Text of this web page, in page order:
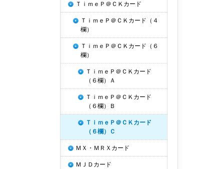
ＴｉｍｅＰ＠ＣＫカード
ＴｉｍｅＰ＠ＣＫカード（４
欄）
ＴｉｍｅＰ＠ＣＫカード（６
欄）
ＴｉｍｅＰ＠ＣＫカード
（６欄）Ａ
ＴｉｍｅＰ＠ＣＫカード
（６欄）Ｂ
ＴｉｍｅＰ＠ＣＫカード
（６欄）Ｃ
ＭＸ・ＭＲＸカード
ＭＪＤカード